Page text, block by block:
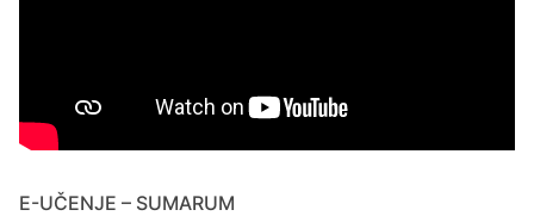
E-UČENJE – SUMARUM